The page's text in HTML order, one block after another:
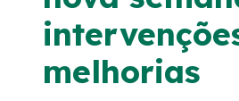
Isenção de Veículos Oficiais
Faixa de Domínio
melhorias